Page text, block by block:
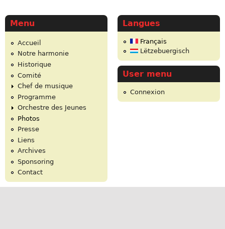
Menu
Accueil
Notre harmonie
Historique
Comité
Chef de musique
Programme
Orchestre des Jeunes
Photos
Presse
Liens
Archives
Sponsoring
Contact
Langues
Français
Lëtzebuergisch
User menu
Connexion